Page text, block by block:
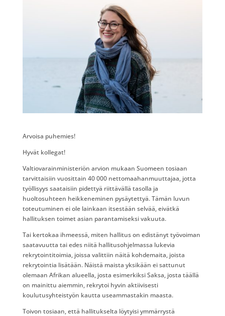
Arvoisa puhemies!
Hyvät kollegat!
Valtiovarainministeriön arvion mukaan Suomeen tosiaan
tarvittaisiin vuosittain 40 000 nettomaahanmuuttajaa, jotta
työllisyys saataisiin pidettyä riittävällä tasolla ja
huoltosuhteen heikkeneminen pysäytettyä. Tämän luvun
toteutuminen ei ole lainkaan itsestään selvää, eivätkä
hallituksen toimet asian parantamiseksi vakuuta.
Tai kertokaa ihmeessä, miten hallitus on edistänyt työvoiman
saatavuutta tai edes niitä hallitusohjelmassa lukevia
rekrytointitoimia, joissa valittiin näitä kohdemaita, joista
rekrytointia lisätään. Näistä maista yksikään ei sattunut
olemaan Afrikan alueella, josta esimerkiksi Saksa, josta täällä
on mainittu aiemmin, rekrytoi hyvin aktiivisesti
koulutusyhteistyön kautta useammastakin maasta.
Toivon tosiaan, että hallitukselta löytyisi ymmärrystä